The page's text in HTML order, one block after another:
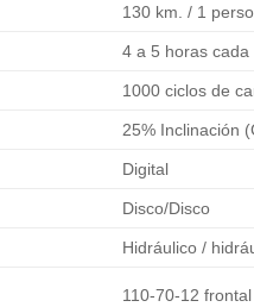
130 km. / 1
4 a 5 horas cada
1000 ciclos de
25% Inclinación
Digital
Disco/Disco
Hidráulico /
110-70-12